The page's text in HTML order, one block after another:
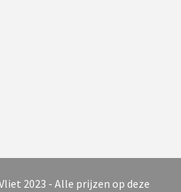
2023 - Alle prijzen op deze